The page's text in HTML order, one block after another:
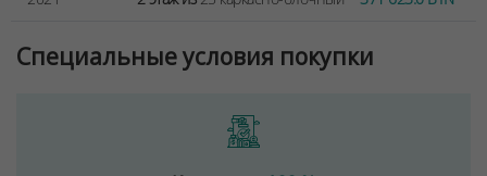
№02240/129 от 06.09.06г.
Договор на оказание риэлтерских услуг № 447/6, от
04.09.2025
Специальные условия покупки